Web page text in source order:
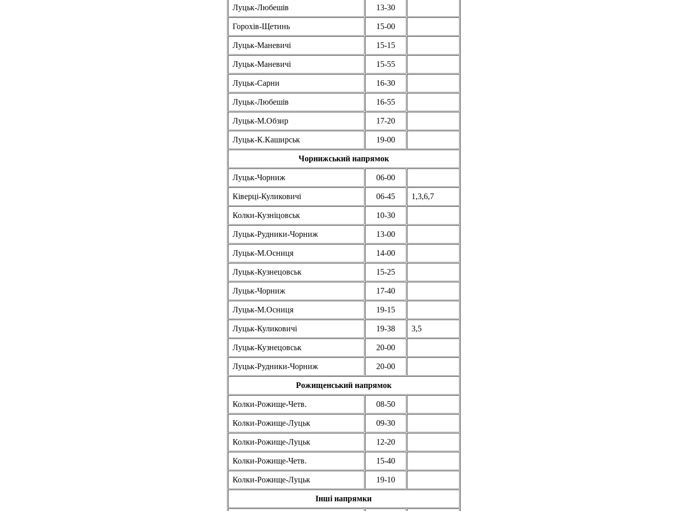
Луцьк-Любешів 13-30
Горохів-Щетинь 15-00
Луцьк-Маневичі 15-15
Луцьк-Маневичі 15-55
Луцьк-Сарни 16-30
Луцьк-Любешів 16-55
Луцьк-М.Обзир 17-20
Луцьк-К.Каширськ 19-00
Чорнижський напрямок
Луцьк-Чорниж 06-00
Ківерці-Куликовичі 06-45 1,3,6,7
Колки-Кузніцовськ 10-30
Луцьк-Рудники-Чорниж 13-00
Луцьк-М.Осниця 14-00
Луцьк-Кузнецовськ 15-25
Луцьк-Чорниж 17-40
Луцьк-М.Осниця 19-15
Луцьк-Куликовичі 19-38 3,5
Луцьк-Кузнецовськ 20-00
Луцьк-Рудники-Чорниж 20-00
Рожищенський напрямок
Колки-Рожище-Четв. 08-50
Колки-Рожище-Луцьк 09-30
Колки-Рожище-Луцьк 12-20
Колки-Рожище-Четв. 15-40
Колки-Рожище-Луцьк 19-10
Інші напрямки